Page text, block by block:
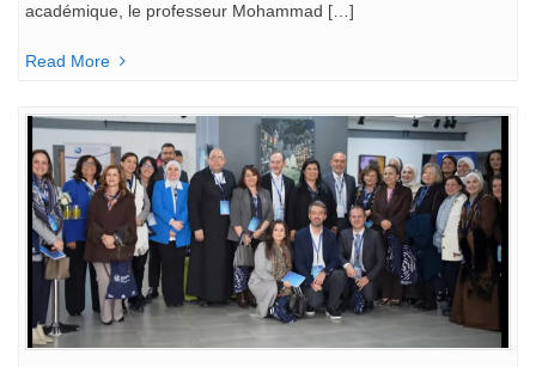
académique, le professeur Mohammad […]
Read More